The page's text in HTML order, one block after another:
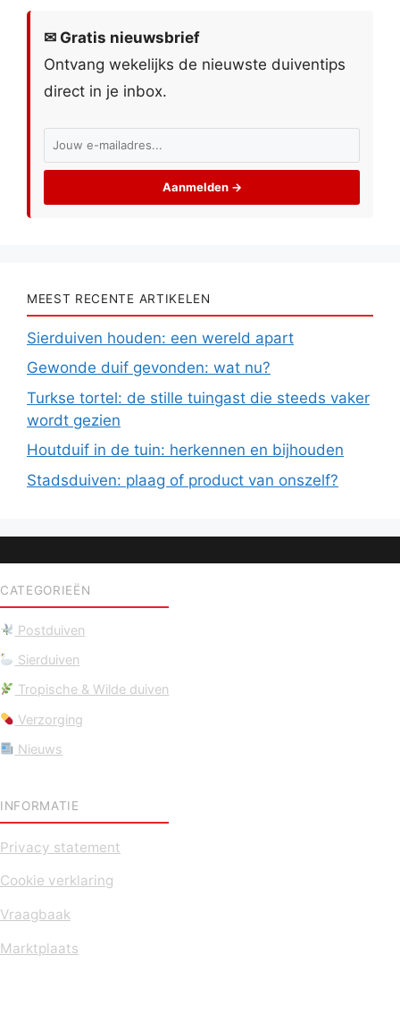
✉ Gratis nieuwsbrief
Ontvang wekelijks de nieuwste duiventips
direct in je inbox.
Aanmelden →
MEEST RECENTE ARTIKELEN
Sierduiven houden: een wereld apart
Gewonde duif gevonden: wat nu?
Turkse tortel: de stille tuingast die steeds vaker
wordt gezien
Houtduif in de tuin: herkennen en bijhouden
Stadsduiven: plaag of product van onszelf?
CATEGORIEËN
Postduiven
Sierduiven
Tropische & Wilde duiven
Verzorging
Nieuws
INFORMATIE
Privacy statement
Cookie verklaring
Vraagbaak
Marktplaats